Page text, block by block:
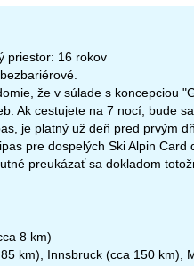
priestor: 16 rokov
že v súlade s koncepciou
Ak cestujete na 7 nocí, bude
je platný už deň pred prvým
pre dospelých Ski Alpin
preukázať sa dokladom
8 km)
km), Innsbruck (cca 150 km),